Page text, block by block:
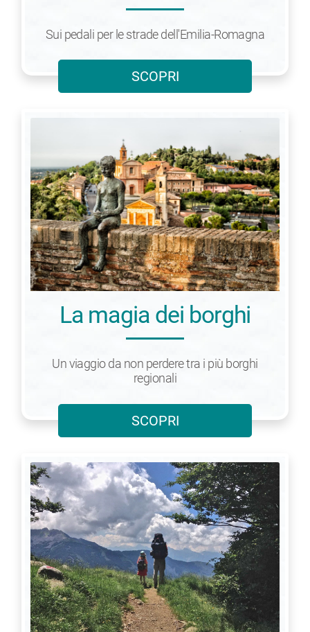
Sui pedali per le strade dell'Emilia-Romagna
SCOPRI
La magia dei borghi
Un viaggio da non perdere tra i più borghi
regionali
SCOPRI